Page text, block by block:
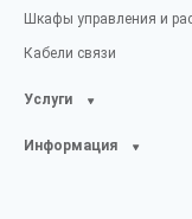
Шкафы управления и
Кабели связи
Услуги
Информация